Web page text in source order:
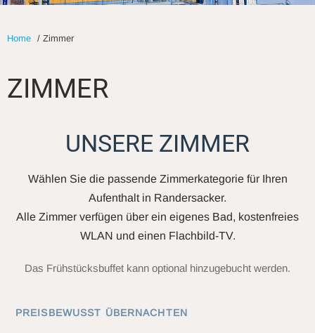
Home / Zimmer
ZIMMER
UNSERE ZIMMER
Wählen Sie die passende Zimmerkategorie für Ihren
Aufenthalt in Randersacker.
Alle Zimmer verfügen über ein eigenes Bad, kostenfreies
WLAN und einen Flachbild-TV.
Das Frühstücksbuffet kann optional hinzugebucht werden.
PREISBEWUSST ÜBERNACHTEN